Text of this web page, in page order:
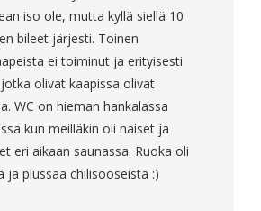
iso ole, mutta kyllä siellä 10
bileet järjesti. Toinen
ei toiminut ja erityisesti
olivat kaapissa olivat
WC on hieman hankalassa
kun meilläkin oli naiset ja
eri aikaan saunassa. Ruoka oli
ja plussaa chilisooseista :)